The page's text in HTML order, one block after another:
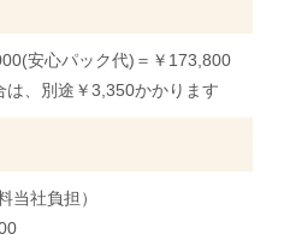
安心パック代)＝￥173,800
、別途￥3,350かかります
当社負担）